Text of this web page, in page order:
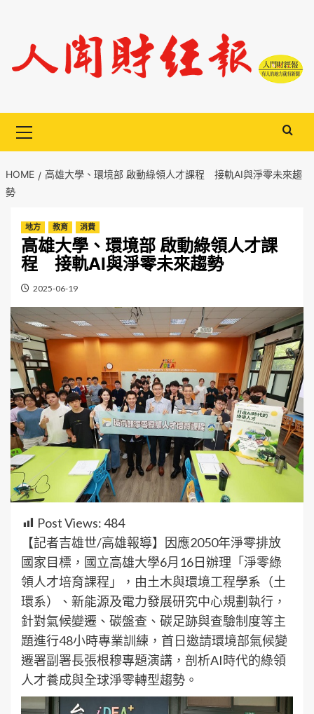
content
Menu
HOME
高雄大學、環境部 啟動綠領人才課程 接軌AI與淨零未來趨
勢
地方 教育 消費
高雄大學、環境部 啟動綠領人才課
程 接軌AI與淨零未來趨勢
2025-06-19
Post Views:484
【記者吉雄世/高雄報導】因應2050年淨零排放
國家目標，國立高雄大學6月16日辦理「淨零綠
領人才培育課程」，由土木與環境工程學系（土
環系）、新能源及電力發展研究中心規劃執行，
針對氣候變遷、碳盤查、碳足跡與查驗制度等主
題進行48小時專業訓練，首日邀請環境部氣候變
遷署副署長張根穆專題演講，剖析AI時代的綠領
人才養成與全球淨零轉型趨勢。